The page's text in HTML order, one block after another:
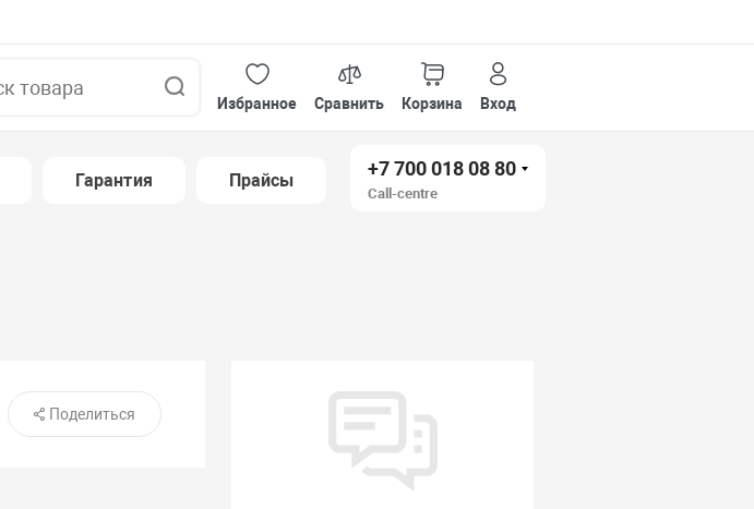
Избранное
Сравнить Корзина Вход
Гарантия Прайсы
+7 700 018 08 80
Call-centre
Поделиться